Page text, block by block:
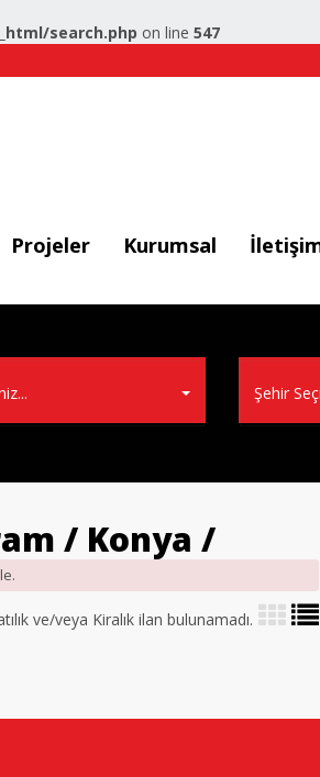
search.php on line 547
Projeler Kurumsal
Şehir
/ Konya /
ve/veya Kiralık ilan bulunamadı.